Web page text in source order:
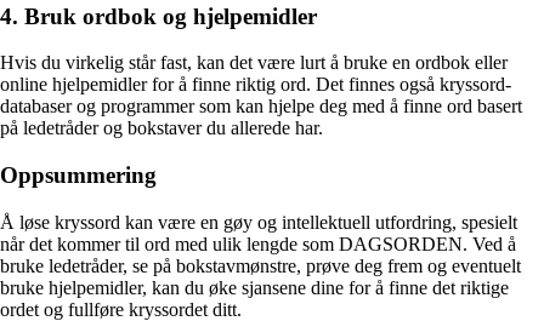
4. Bruk ordbok og hjelpemidler
Hvis du virkelig står fast, kan det være lurt å bruke en ordbok eller
online hjelpemidler for å finne riktig ord. Det finnes også kryssord-
databaser og programmer som kan hjelpe deg med å finne ord basert
på ledetråder og bokstaver du allerede har.
Oppsummering
Å løse kryssord kan være en gøy og intellektuell utfordring, spesielt
når det kommer til ord med ulik lengde som DAGSORDEN. Ved å
bruke ledetråder, se på bokstavmønstre, prøve deg frem og eventuelt
bruke hjelpemidler, kan du øke sjansene dine for å finne det riktige
ordet og fullføre kryssordet ditt.